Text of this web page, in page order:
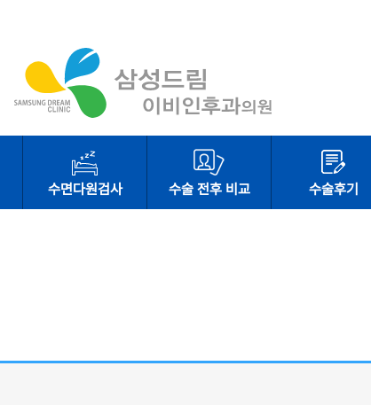
수면다원검사 수술 전후 비교 수술후기